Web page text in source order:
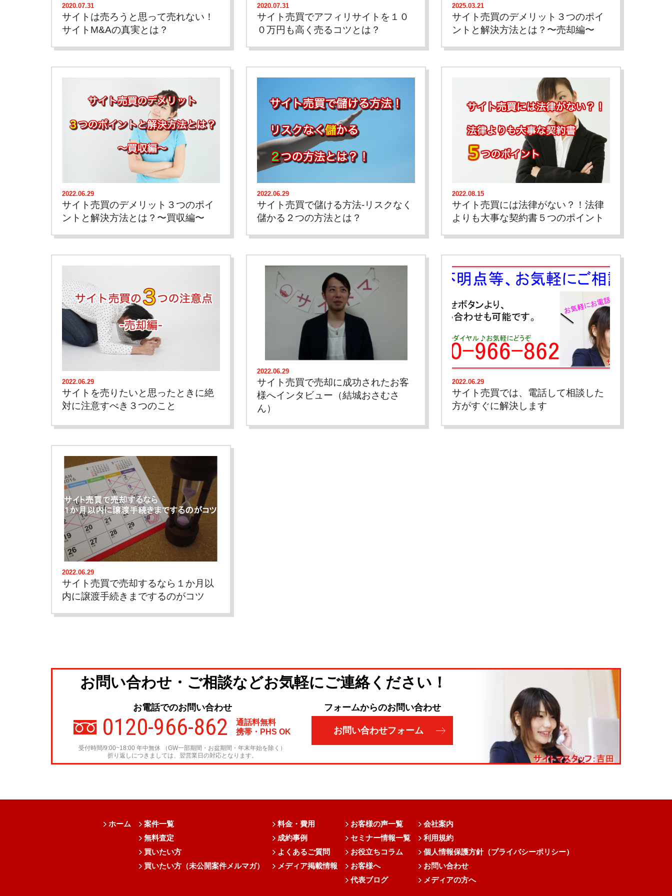
2020.07.31
サイトは売ろうと思って売れない！
サイトM&Aの真実とは？
2020.07.31
サイト売買でアフィリサイトを１０
０万円も高く売るコツとは？
2025.03.21
サイト売買のデメリット３つのポイ
ントと解決方法とは？〜売却編〜
2022.06.29
サイト売買のデメリット３つのポイ
ントと解決方法とは？〜買収編〜
2022.06.29
サイト売買で儲ける方法-リスクなく
儲かる２つの方法とは？
2022.08.15
サイト売買には法律がない？！法律
よりも大事な契約書５つのポイント
2022.06.29
サイトを売りたいと思ったときに絶
対に注意すべき３つのこと
2022.06.29
サイト売買で売却に成功されたお客
様へインタビュー（結城おさむさ
ん）
2022.06.29
サイト売買では、電話して相談した
方がすぐに解決します
2022.06.29
サイト売買で売却するなら１か月以
内に譲渡手続きまでするのがコツ
お問い合わせ・ご相談などお気軽にご連絡ください！
お電話でのお問い合わせ
0120-966-862
通話料無料
携帯・PHS OK
受付時間/9:00~18:00 年中無休 （GW一部期間・お盆期間・年末年始を除く）
折り返しにつきましては、翌営業日の対応となります。
フォームからのお問い合わせ
お問い合わせフォーム
ホーム
案件一覧
無料査定
買いたい方
買いたい方（未公開案件メルマガ）
料金・費用
成約事例
よくあるご質問
メディア掲載情報
お客様の声一覧
セミナー情報一覧
お役立ちコラム
お客様へ
代表ブログ
会社案内
利用規約
個人情報保護方針（プライバシーポリシー）
お問い合わせ
メディアの方へ